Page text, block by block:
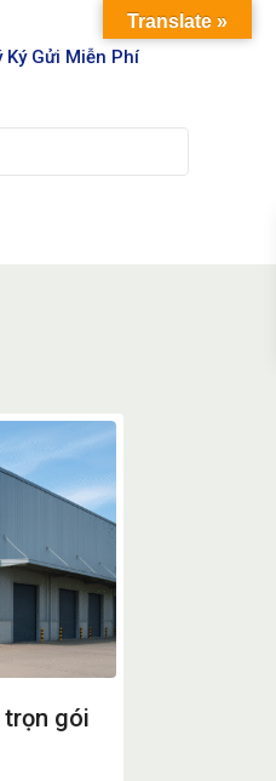
Ký Gửi Miễn Phí
trọn gói
Translate »